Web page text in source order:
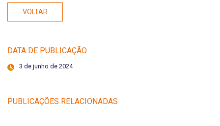
VOLTAR
DATA DE PUBLICAÇÃO
3 de junho de 2024
PUBLICAÇÕES RELACIONADAS